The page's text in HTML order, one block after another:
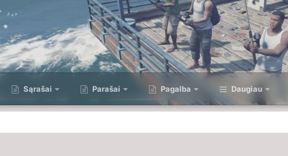
Sąrašai Parašai Pagalba Daugiau